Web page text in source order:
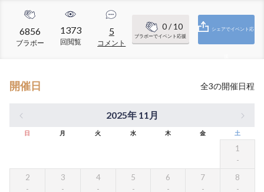
6856
ブラボー
1373
回閲覧
5
コメント
0/ 10
ブラボーでイベント応援
シェアでイベント応
開催日 全3の開催日程
2025年 11月
日 月 火 水 木 金 土
1
2 3 4 5 6 7 8